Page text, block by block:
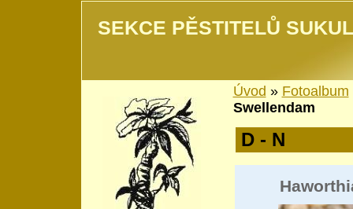
SEKCE PĚSTITELŮ
Úvod » Fotoalbum
Swellendam
D - N